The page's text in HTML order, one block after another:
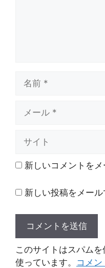
ト 新しいコメントを
新しい投稿をメー
このサイトはスパム
使っています。 コメ